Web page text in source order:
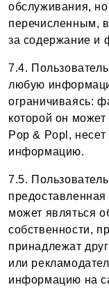
обслуживания,
перечисленным,
за содержание и
7.4. Пользователь
любую
ограничиваясь:
которой он может
Pop & Popl,
информацию.
7.5.
предоставленная
может являться
собственности,
принадлежат
или
информацию на